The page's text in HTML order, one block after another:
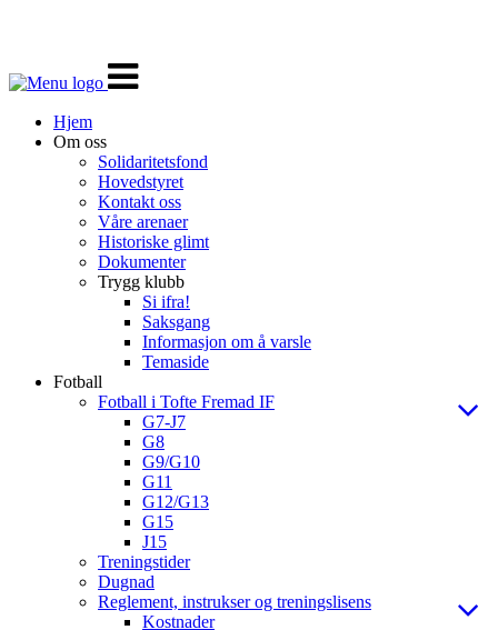
Veksle
navigasjon
Hjem
Om oss
Solidaritetsfond
Hovedstyret
Kontakt oss
Våre arenaer
Historiske glimt
Dokumenter
Trygg klubb
Si ifra!
Saksgang
Informasjon om å varsle
Temaside
Fotball
Fotball i Tofte Fremad IF
G7-J7
G8
G9/G10
G11
G12/G13
G15
J15
Treningstider
Dugnad
Reglement, instrukser og treningslisens
Kostnader